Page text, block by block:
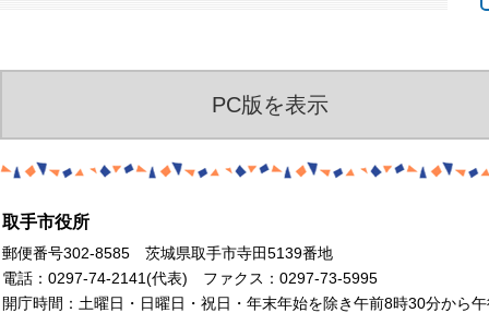
PC版を表示
取手市役所
郵便番号302-8585 茨城県取手市寺田5139番地
電話：0297-74-2141(代表) ファクス：0297-73-5995
開庁時間：土曜日・日曜日・祝日・年末年始を除き午前8時30分から